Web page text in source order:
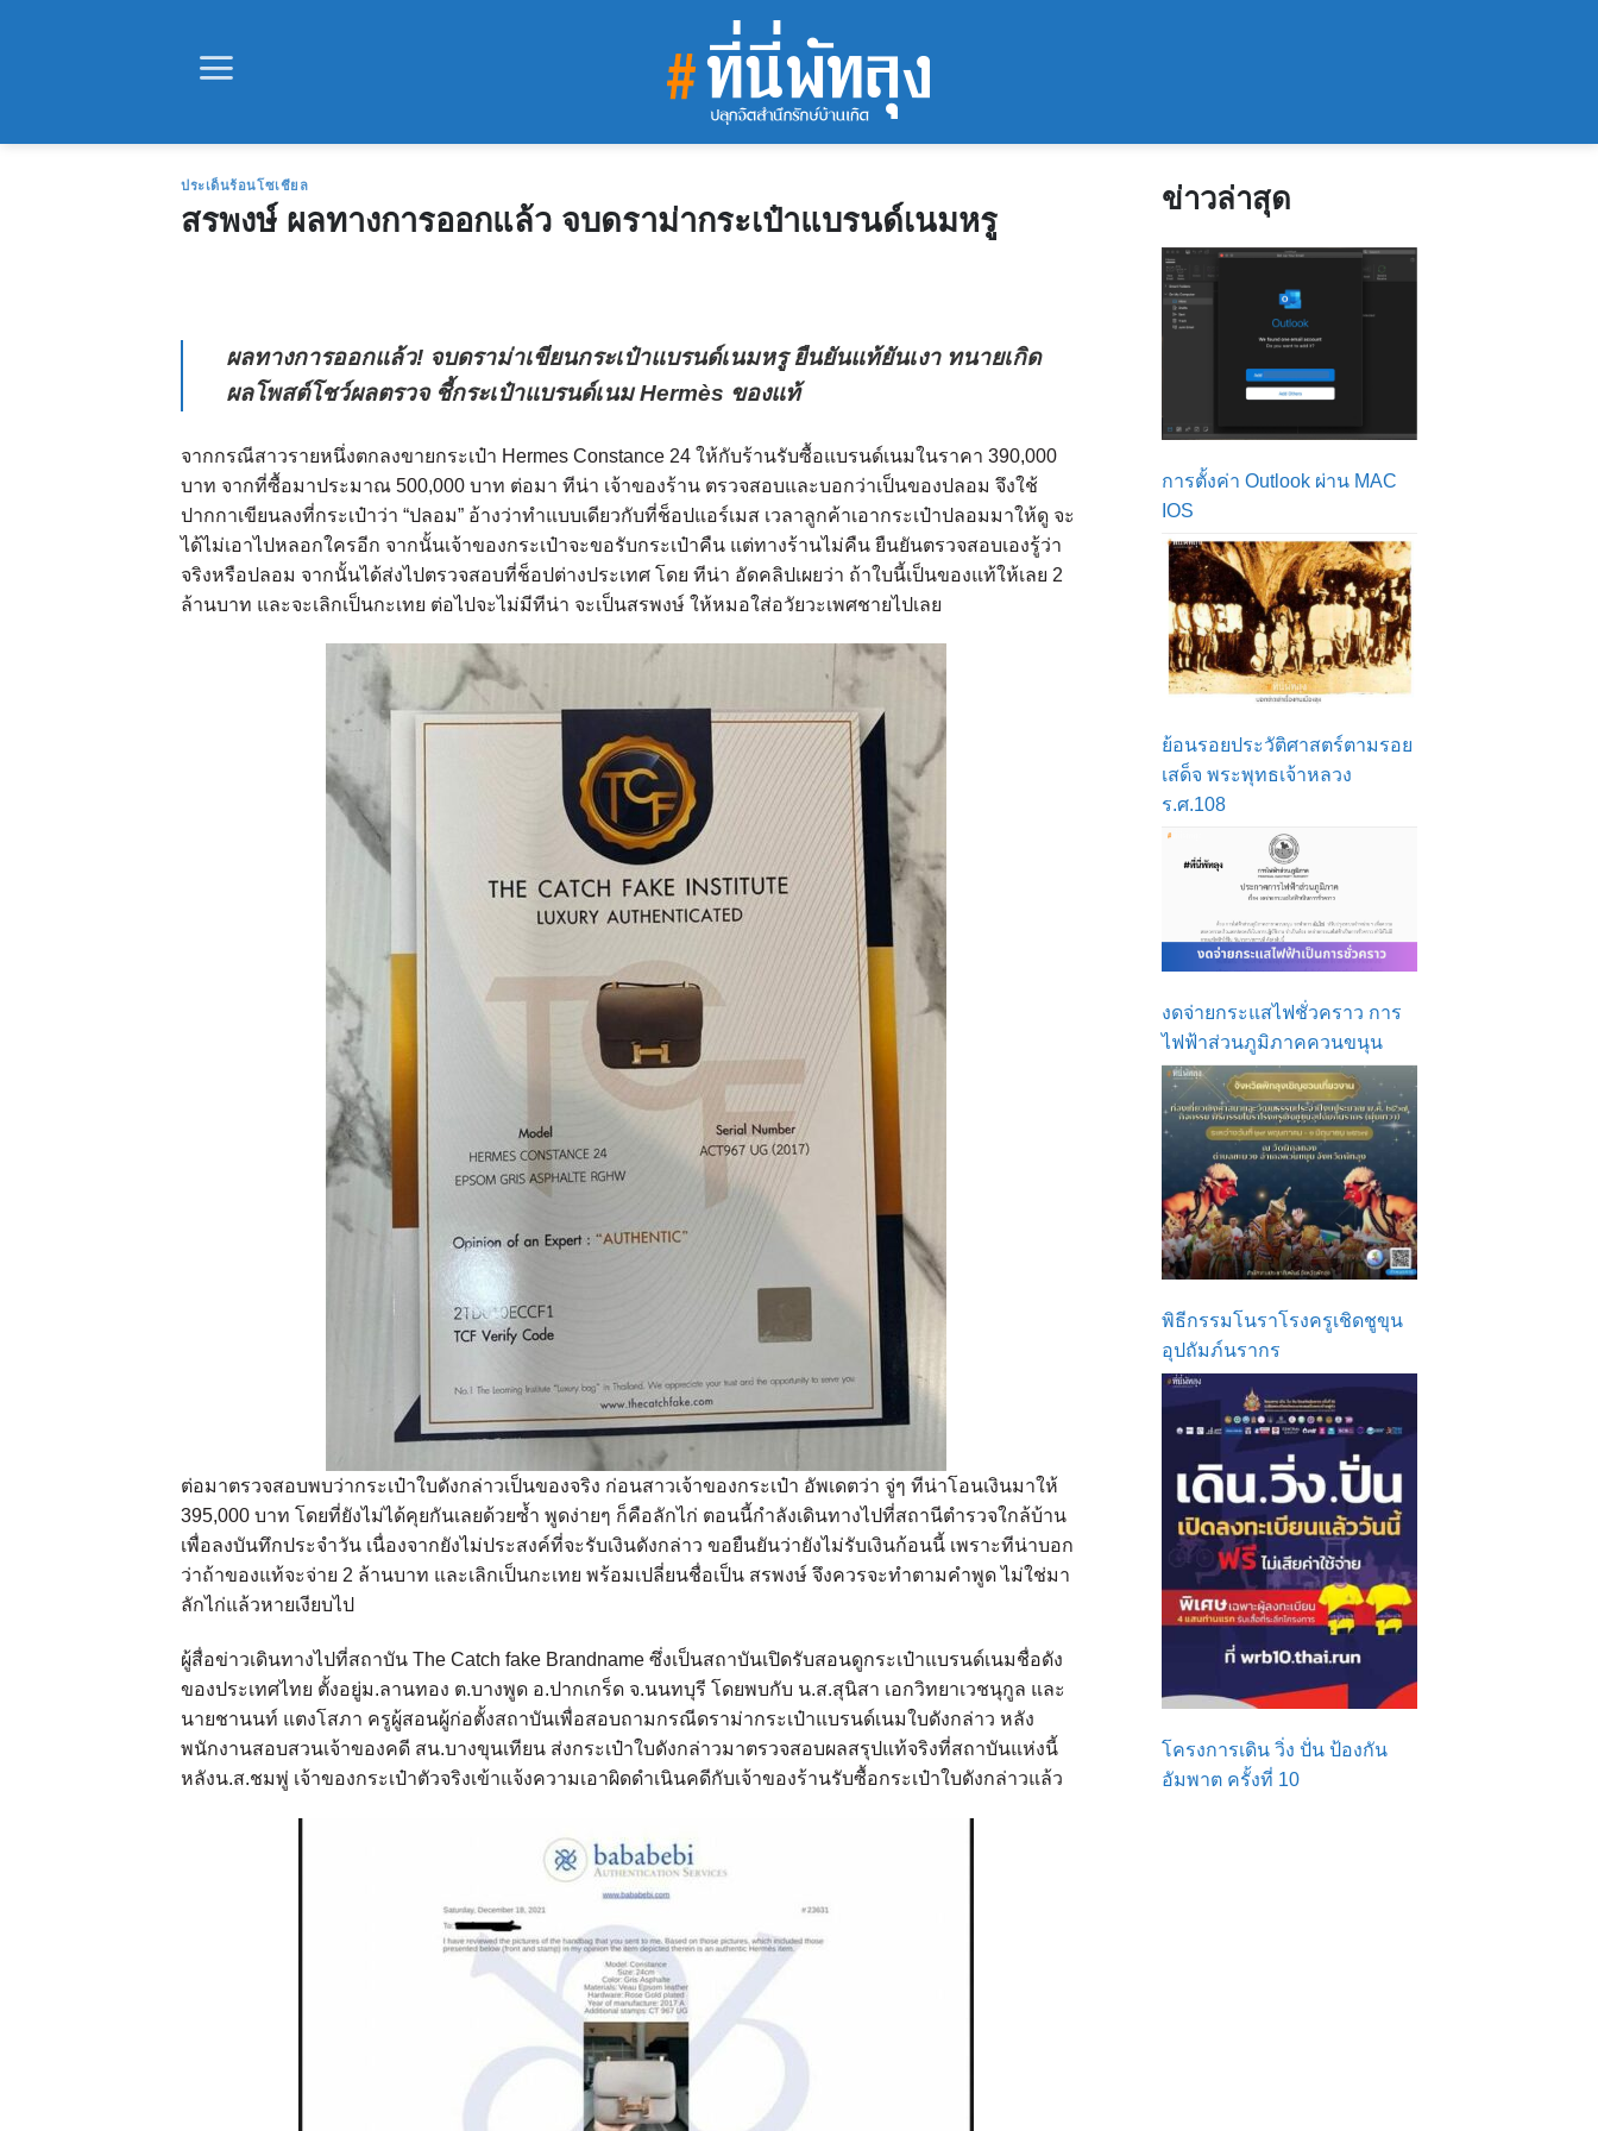
ประเด็นร้อนโซเชียล
สรพงษ์ ผลทางการออกแล้ว จบดราม่ากระเป๋าแบรนด์เนมหรู
ผลทางการออกแล้ว! จบดราม่าเขียนกระเป๋าแบรนด์เนมหรู ยืนยันแท้ยันเงา ทนายเกิด
ผลโพสต์โชว์ผลตรวจ ชี้กระเป๋าแบรนด์เนม Hermès ของแท้
จากกรณีสาวรายหนึ่งตกลงขายกระเป๋า Hermes Constance 24 ให้กับร้านรับซื้อแบรนด์เนมในราคา 390,000
บาท จากที่ซื้อมาประมาณ 500,000 บาท ต่อมา ทีน่า เจ้าของร้าน ตรวจสอบและบอกว่าเป็นของปลอม จึงใช้
ปากกาเขียนลงที่กระเป๋าว่า “ปลอม” อ้างว่าทำแบบเดียวกับที่ช็อปแอร์เมส เวลาลูกค้าเอากระเป๋าปลอมมาให้ดู จะ
ได้ไม่เอาไปหลอกใครอีก จากนั้นเจ้าของกระเป๋าจะขอรับกระเป๋าคืน แต่ทางร้านไม่คืน ยืนยันตรวจสอบเองรู้ว่า
จริงหรือปลอม จากนั้นได้ส่งไปตรวจสอบที่ช็อปต่างประเทศ โดย ทีน่า อัดคลิปเผยว่า ถ้าใบนี้เป็นของแท้ให้เลย 2
ล้านบาท และจะเลิกเป็นกะเทย ต่อไปจะไม่มีทีน่า จะเป็นสรพงษ์ ให้หมอใส่อวัยวะเพศชายไปเลย
ต่อมาตรวจสอบพบว่ากระเป๋าใบดังกล่าวเป็นของจริง ก่อนสาวเจ้าของกระเป๋า อัพเดตว่า จู่ๆ ทีน่าโอนเงินมาให้
395,000 บาท โดยที่ยังไม่ได้คุยกันเลยด้วยซ้ำ พูดง่ายๆ ก็คือลักไก่ ตอนนี้กำลังเดินทางไปที่สถานีตำรวจใกล้บ้าน
เพื่อลงบันทึกประจำวัน เนื่องจากยังไม่ประสงค์ที่จะรับเงินดังกล่าว ขอยืนยันว่ายังไม่รับเงินก้อนนี้ เพราะทีน่าบอก
ว่าถ้าของแท้จะจ่าย 2 ล้านบาท และเลิกเป็นกะเทย พร้อมเปลี่ยนชื่อเป็น สรพงษ์ จึงควรจะทำตามคำพูด ไม่ใช่มา
ลักไก่แล้วหายเงียบไป
ผู้สื่อข่าวเดินทางไปที่สถาบัน The Catch fake Brandname ซึ่งเป็นสถาบันเปิดรับสอนดูกระเป๋าแบรนด์เนมชื่อดัง
ของประเทศไทย ตั้งอยู่ม.ลานทอง ต.บางพูด อ.ปากเกร็ด จ.นนทบุรี โดยพบกับ น.ส.สุนิสา เอกวิทยาเวชนุกูล และ
นายชานนท์ แตงโสภา ครูผู้สอนผู้ก่อตั้งสถาบันเพื่อสอบถามกรณีดราม่ากระเป๋าแบรนด์เนมใบดังกล่าว หลัง
พนักงานสอบสวนเจ้าของคดี สน.บางขุนเทียน ส่งกระเป๋าใบดังกล่าวมาตรวจสอบผลสรุปแท้จริงที่สถาบันแห่งนี้
หลังน.ส.ชมพู่ เจ้าของกระเป๋าตัวจริงเข้าแจ้งความเอาผิดดำเนินคดีกับเจ้าของร้านรับซื้อกระเป๋าใบดังกล่าวแล้ว
ข่าวล่าสุด
การตั้งค่า Outlook ผ่าน MAC
IOS
ย้อนรอยประวัติศาสตร์ตามรอย
เสด็จ พระพุทธเจ้าหลวง
ร.ศ.108
งดจ่ายกระแสไฟชั่วคราว การ
ไฟฟ้าส่วนภูมิภาคควนขนุน
พิธีกรรมโนราโรงครูเชิดชูขุน
อุปถัมภ์นรากร
โครงการเดิน วิ่ง ปั่น ป้องกัน
อัมพาต ครั้งที่ 10